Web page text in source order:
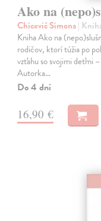
Ako na
Chicevič Simona|
Kniha Ako na
rodičov, ktorí túžia po
vzťahu so svojimi deťmi
Autorka…
Do 4 dní
16,90 €